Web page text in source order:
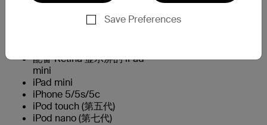
Save Preferences
配备 Retina 显示屏的 iPad
mini
iPad mini
iPhone 5/5s/5c
iPod touch (第五代)
iPod nano (第七代)